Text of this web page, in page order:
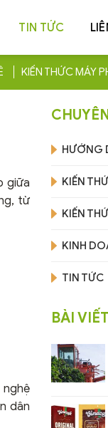
TIN TỨC
KIẾN THỨC MÁY
giữa
từ
dân
HƯỚNG
KIẾN
KIẾN
KINH
TIN TỨC
BÀI